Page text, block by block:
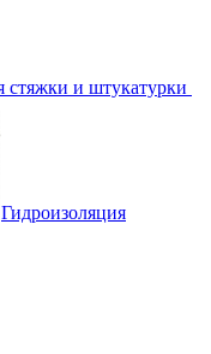
стяжки и штукатурки
Гидроизоляция